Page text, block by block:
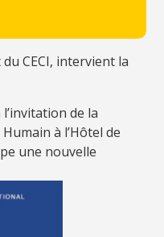
CECI, intervient la
de la
à l’Hôtel de
une nouvelle